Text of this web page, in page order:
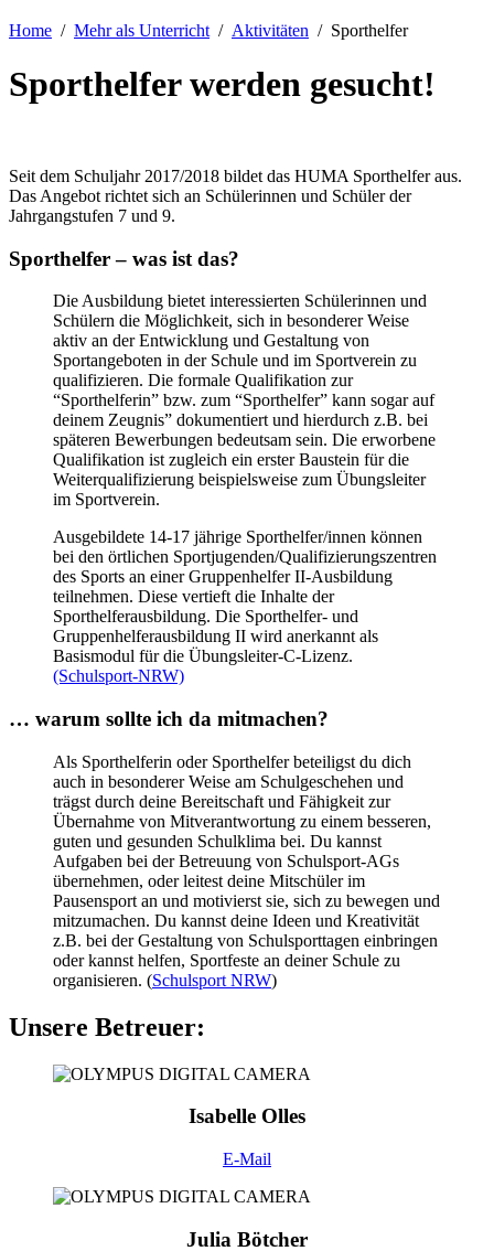
Home Mehr als Unterricht Aktivitäten Sporthelfer
Sporthelfer werden gesucht!
Seit dem Schuljahr 2017/2018 bildet das HUMA Sporthelfer aus.
Das Angebot richtet sich an Schülerinnen und Schüler der
Jahrgangstufen 7 und 9.
Sporthelfer – was ist das?
Die Ausbildung bietet interessierten Schülerinnen und
Schülern die Möglichkeit, sich in besonderer Weise
aktiv an der Entwicklung und Gestaltung von
Sportangeboten in der Schule und im Sportverein zu
qualifizieren. Die formale Qualifikation zur
“Sporthelferin” bzw. zum “Sporthelfer” kann sogar auf
deinem Zeugnis” dokumentiert und hierdurch z.B. bei
späteren Bewerbungen bedeutsam sein. Die erworbene
Qualifikation ist zugleich ein erster Baustein für die
Weiterqualifizierung beispielsweise zum Übungsleiter
im Sportverein.
Ausgebildete 14-17 jährige Sporthelfer/innen können
bei den örtlichen Sportjugenden/Qualifizierungszentren
des Sports an einer Gruppenhelfer II-Ausbildung
teilnehmen. Diese vertieft die Inhalte der
Sporthelferausbildung. Die Sporthelfer- und
Gruppenhelferausbildung II wird anerkannt als
Basismodul für die Übungsleiter-C-Lizenz.
(Schulsport-NRW)
… warum sollte ich da mitmachen?
Als Sporthelferin oder Sporthelfer beteiligst du dich
auch in besonderer Weise am Schulgeschehen und
trägst durch deine Bereitschaft und Fähigkeit zur
Übernahme von Mitverantwortung zu einem besseren,
guten und gesunden Schulklima bei. Du kannst
Aufgaben bei der Betreuung von Schulsport-AGs
übernehmen, oder leitest deine Mitschüler im
Pausensport an und motivierst sie, sich zu bewegen und
mitzumachen. Du kannst deine Ideen und Kreativität
z.B. bei der Gestaltung von Schulsporttagen einbringen
oder kannst helfen, Sportfeste an deiner Schule zu
organisieren. (Schulsport NRW)
Unsere Betreuer:
Isabelle Olles
E-Mail
Julia Bötcher